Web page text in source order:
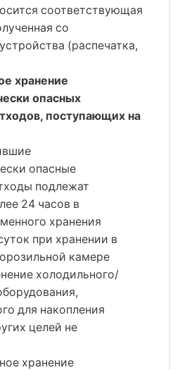
соответствующая
со
(распечатка,
хранение
опасных
поступающих на
опасные
подлежат
24 часов в
хранения
при хранении в
камере
холодильного/
для накопления
целей не
хранение